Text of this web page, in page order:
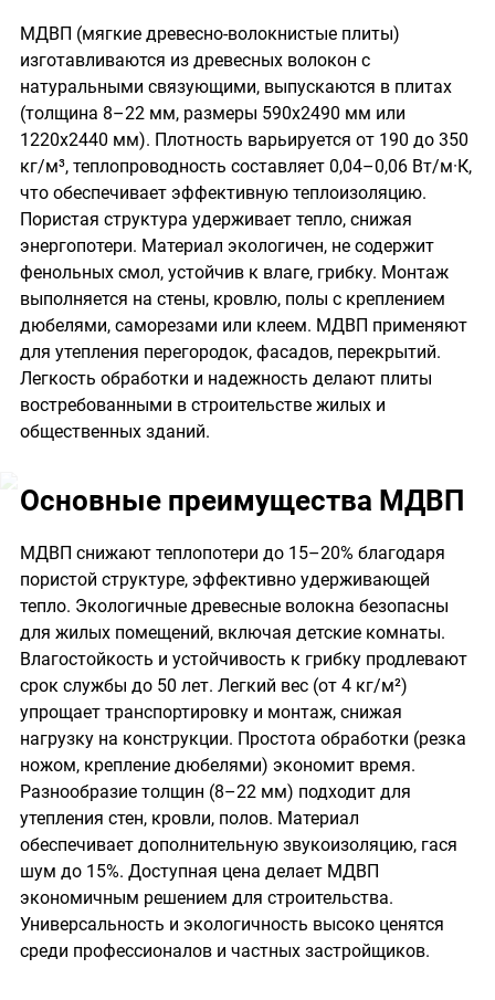
МДВП (мягкие древесно-волокнистые плиты)
изготавливаются из древесных волокон с
натуральными связующими, выпускаются в плитах
(толщина 8–22 мм, размеры 590х2490 мм или
1220х2440 мм). Плотность варьируется от 190 до 350
кг/м³, теплопроводность составляет 0,04–0,06 Вт/м·К,
что обеспечивает эффективную теплоизоляцию.
Пористая структура удерживает тепло, снижая
энергопотери. Материал экологичен, не содержит
фенольных смол, устойчив к влаге, грибку. Монтаж
выполняется на стены, кровлю, полы с креплением
дюбелями, саморезами или клеем. МДВП применяют
для утепления перегородок, фасадов, перекрытий.
Легкость обработки и надежность делают плиты
востребованными в строительстве жилых и
общественных зданий.
Основные преимущества МДВП
МДВП снижают теплопотери до 15–20% благодаря
пористой структуре, эффективно удерживающей
тепло. Экологичные древесные волокна безопасны
для жилых помещений, включая детские комнаты.
Влагостойкость и устойчивость к грибку продлевают
срок службы до 50 лет. Легкий вес (от 4 кг/м²)
упрощает транспортировку и монтаж, снижая
нагрузку на конструкции. Простота обработки (резка
ножом, крепление дюбелями) экономит время.
Разнообразие толщин (8–22 мм) подходит для
утепления стен, кровли, полов. Материал
обеспечивает дополнительную звукоизоляцию, гася
шум до 15%. Доступная цена делает МДВП
экономичным решением для строительства.
Универсальность и экологичность высоко ценятся
среди профессионалов и частных застройщиков.